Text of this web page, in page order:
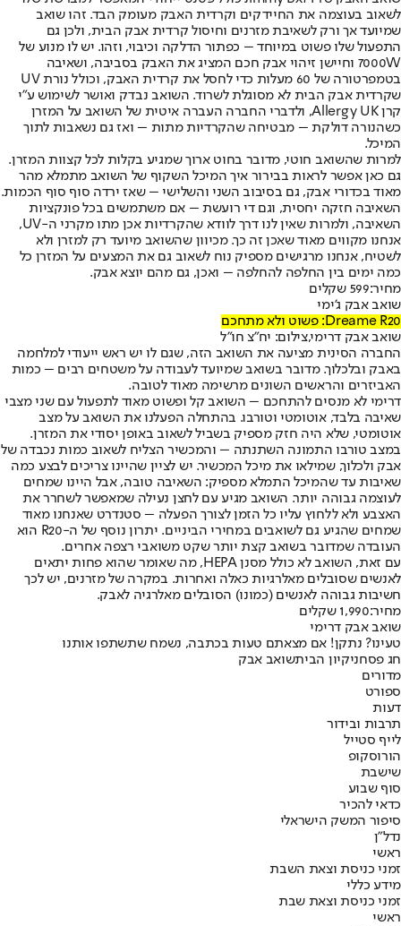
לשאוב בעוצמה את החיידקים וקרדית האבק מעומק הבד. זהו שואב
שמיועד אך ורק לשאיבת מזרנים וחיסול קרדית אבק הבית, ולכן גם
התפעול שלו פשוט במיוחד – כפתור הדלקה וכיבוי, וזהו. יש לו מנוע של
7000W וחיישן זיהוי אבק חכם המציג את האבק בסביבה, ושאיבה
בטמפרטורה של 60 מעלות כדי לחסל את קרדית האבק, וכולל נורת UV
שקרדית אבק הבית לא מסוגלת לשרוד. השואב נבדק ואושר לשימוש ע"י
קרן Allergy UK, ולדברי החברה העברה איטית של השואב על המזרן
כשהנורה דולקת – מבטיחה שהקרדיות מתות – ואז גם נשאבות לתוך
המיכל.
למרות שהשואב חוטי, מדובר בחוט ארוך שמגיע בקלות לכל קצוות המזרן.
גם כאן אפשר לראות בבירור איך המיכל השקוף של השואב מתמלא מהר
מאוד בכדורי אבק, גם בסיבוב השני והשלישי – שאז ירדה סוף סוף הכמות.
השאיבה חזקה יחסית, וגם די רועשת – אם משתמשים בכל פונקציות
השאיבה, ולמרות שאין לנו דרך לוודא שהקרדיות אכן מתו מקרני ה-UV,
אנחנו מקווים מאוד שאכן זה כך. מכיוון שהשואב מיועד רק למזרן ולא
לשטיח, אנחנו מרגישים מספיק נוח לשאוב גם את המצעים על המזרן כל
כמה ימים בין החלפה להחלפה – ואכן, גם מהם יוצא אבק.
מחיר:599 שקלים
שואב אבק ג'ימי
Dreame R20: פשוט ולא מתחכם
שואב אבק דרימי,צילום: יח"צ חו"ל
החברה הסינית מציעה את השואב הזה, שגם לו יש ראש ייעודי למלחמה
באבק ובלכלוך. מדובר בשואב שמיועד לעבודה על משטחים רבים – כמות
האביזרים והראשים השונים מרשימה מאוד לטובה.
דרימי לא מנסים להתחכם – השואב קל ופשוט מאוד לתפעול עם שני מצבי
שאיבה בלבד, אוטומטי וטורבו. בהתחלה הפעלנו את השואב על מצב
אוטומטי, שלא היה חזק מספיק בשביל לשאוב באופן יסודי את המזרן.
במצב טורבו התמונה השתנתה – והמכשיר הצליח לשאוב כמות נכבדה של
אבק ולכלוך, שמילאו את מיכל המכשיר. יש לציין שהיינו צריכים לבצע כמה
שאיבות עד שהמיכל התמלא מספיק: השאיבה טובה, אבל היינו שמחים
לעוצמה גבוהה יותר. השואב מגיע עם לחצן נעילה שמאפשר לשחרר את
האצבע ולא ללחוץ עליו כל הזמן לצורך הפעלה – סטנדרט שאנחנו מאוד
שמחים שהגיע גם לשואבים במחירי הביניים. יתרון נוסף של ה-R20 הוא
העובדה שמדובר בשואב קצת יותר שקט משואבי רצפה אחרים.
עם זאת, השואב לא כולל מסנן HEPA, מה שאומר שהוא פחות יתאים
לאנשים שסובלים מאלרגיות כאלה ואחרות. במקרה של מזרנים, יש לכך
חשיבות גבוהה לאנשים (כמונו) הסובלים מאלרגיה לאבק.
מחיר:1,990 שקלים
שואב אבק דרימי
טעינו? נתקן! אם מצאתם טעות בכתבה, נשמח שתשתפו אותנו
חג פסחניקיון הביתשואב אבק
מדורים
ספורט
דעות
תרבות ובידור
לייף סטייל
הורוסקופ
שישבת
סוף שבוע
כדאי להכיר
סיפור המשק הישראלי
נדל"ן
ראשי
זמני כניסת וצאת השבת
מידע כללי
זמני כניסת וצאת שבת
ראשי